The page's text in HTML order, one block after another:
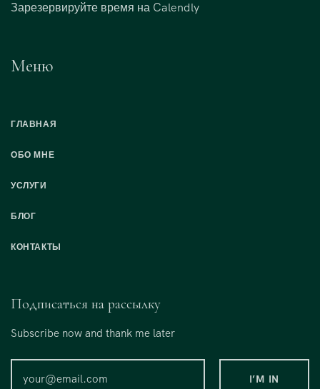
Зарезервируйте время на Calendly
Меню
ГЛАВНАЯ
ОБО МНЕ
УСЛУГИ
БЛОГ
КОНТАКТЫ
Подписаться на рассылку
Subscribe now and thank me later